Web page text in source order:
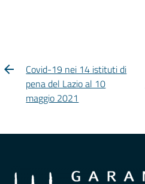
Covid-19 nei 14 istituti di
pena del Lazio al 10
maggio 2021